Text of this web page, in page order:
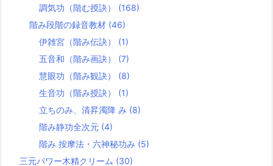
調気功（階む授訣） (168)
階み段階の録音教材 (46)
伊雑宮（階み伝訣） (1)
五音和（階み画訣） (7)
慧眼功（階み観訣） (8)
生音功（階み授訣） (1)
立ちのみ、清昇濁降 み (8)
階み静功全次元 (4)
階み 按摩法・六神秘功み (5)
三元パワー木精クリーム (30)